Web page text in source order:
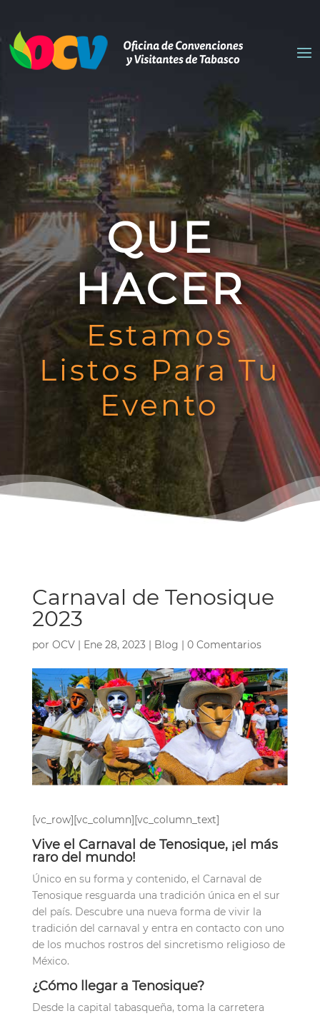
QUE
HACER
Estamos
Listos Para Tu
Evento
Carnaval de Tenosique
2023
por OCV| Ene 28, 2023 | Blog | 0 Comentarios
[vc_row][vc_column][vc_column_text]
Vive el Carnaval de Tenosique, ¡el más
raro del mundo!
Único en su forma y contenido, el Carnaval de
Tenosique resguarda una tradición única en el sur
del país. Descubre una nueva forma de vivir la
tradición del carnaval y entra en contacto con uno
de los muchos rostros del sincretismo religioso de
México.
¿Cómo llegar a Tenosique?
Desde la capital tabasqueña, toma la carretera